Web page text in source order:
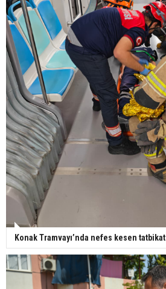
Konak Tramvayı’nda nefes kesen tatbikat